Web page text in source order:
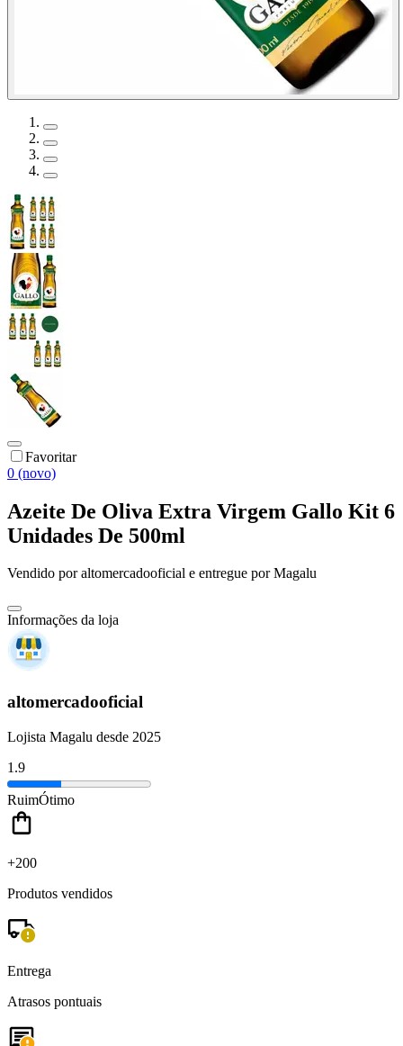
Favoritar
0 (novo)
Azeite De Oliva Extra Virgem Gallo Kit 6
Unidades De 500ml
Vendido poraltomercadooficial e entregue por Magalu
Informações da loja
altomercadooficial
Lojista Magalu desde 2025
1.9
RuimÓtimo
+200
Produtos vendidos
Entrega
Atrasos pontuais